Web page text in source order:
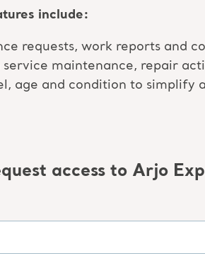
include:
requests, work reports and
maintenance, repair
age and condition to
access to Arjo